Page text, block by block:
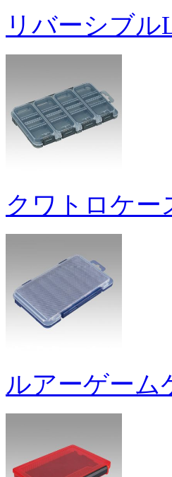
リバーシブル
クワトロケー
ルアーゲーム